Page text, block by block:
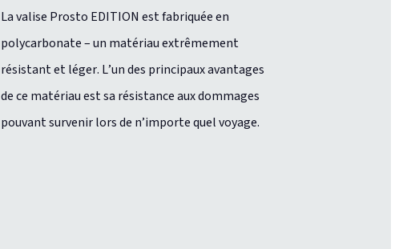
La valise Prosto EDITION est fabriquée en
polycarbonate – un matériau extrêmement
résistant et léger. L’un des principaux avantages
de ce matériau est sa résistance aux dommages
pouvant survenir lors de n’importe quel voyage.